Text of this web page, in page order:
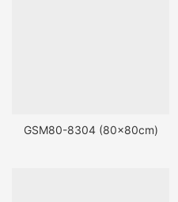
GSM80-8304 (80x80cm)